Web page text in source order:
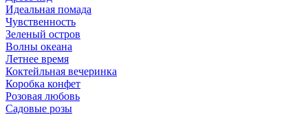
Идеальная помада
Чувственность
Зеленый остров
Волны океана
Летнее время
Коктейльная вечеринка
Коробка конфет
Розовая любовь
Садовые розы